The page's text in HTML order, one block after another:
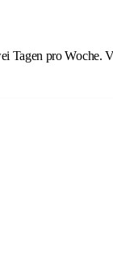
Tagen pro Woche.